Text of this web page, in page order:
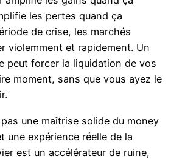
les pertes quand ça
de crise, les marchés
violemment et rapidement. Un
peut forcer la liquidation de vos
moment, sans que vous ayez le
pas une maîtrise solide du money
une expérience réelle de la
est un accélérateur de ruine,